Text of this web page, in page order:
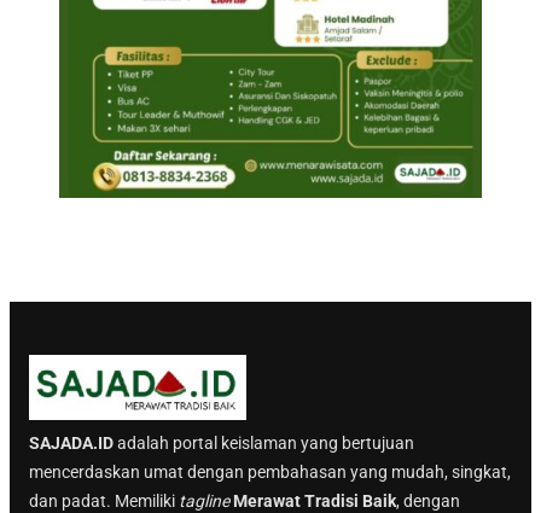
SAJADA.IDadalah portal keislaman yang bertujuan
mencerdaskan umat dengan pembahasan yang mudah, singkat,
dan padat. Memiliki tagline Merawat Tradisi Baik, dengan